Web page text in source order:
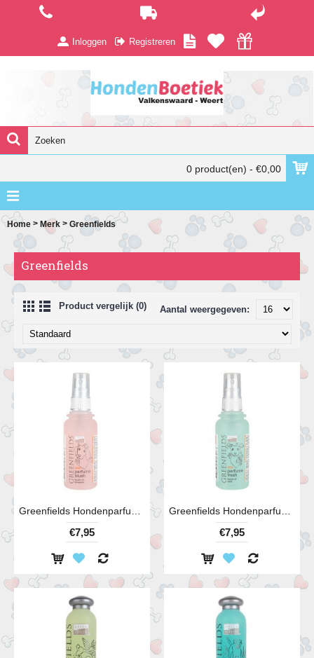
Inloggen Registreren
0 product(en) - €0,00
Home > Merk > Greenfields
Greenfields
Product vergelijk (0) Aantal weergegeven:
€7,95 €7,95